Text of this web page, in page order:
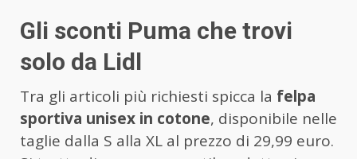
Gli sconti Puma che trovi
solo da Lidl
Tra gli articoli più richiesti spicca la felpa
sportiva unisex in cotone, disponibile nelle
taglie dalla S alla XL al prezzo di 29,99 euro.